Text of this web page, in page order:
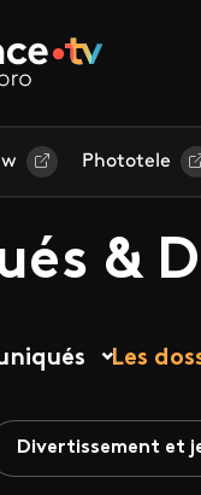
Phototele
&
Les
Divertissement et